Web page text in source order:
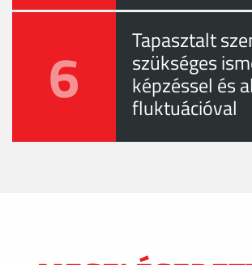
6 Tapasztalt
szükséges
képzéssel és
fluktuációval